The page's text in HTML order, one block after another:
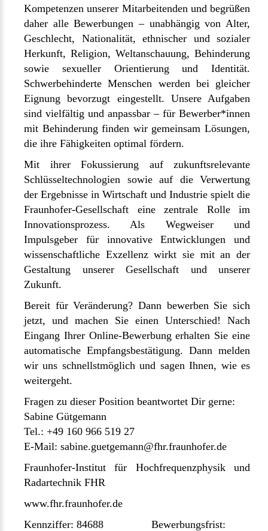
Kompetenzen unserer Mitarbeitenden und begrüßen
daher alle Bewerbungen – unabhängig von Alter,
Geschlecht, Nationalität, ethnischer und sozialer
Herkunft, Religion, Weltanschauung, Behinderung
sowie sexueller Orientierung und Identität.
Schwerbehinderte Menschen werden bei gleicher
Eignung bevorzugt eingestellt. Unsere Aufgaben
sind vielfältig und anpassbar – für Bewerber*innen
mit Behinderung finden wir gemeinsam Lösungen,
die ihre Fähigkeiten optimal fördern.
Mit ihrer Fokussierung auf zukunftsrelevante
Schlüsseltechnologien sowie auf die Verwertung
der Ergebnisse in Wirtschaft und Industrie spielt die
Fraunhofer-Gesellschaft eine zentrale Rolle im
Innovationsprozess. Als Wegweiser und
Impulsgeber für innovative Entwicklungen und
wissenschaftliche Exzellenz wirkt sie mit an der
Gestaltung unserer Gesellschaft und unserer
Zukunft.
Bereit für Veränderung? Dann bewerben Sie sich
jetzt, und machen Sie einen Unterschied! Nach
Eingang Ihrer Online-Bewerbung erhalten Sie eine
automatische Empfangsbestätigung. Dann melden
wir uns schnellstmöglich und sagen Ihnen, wie es
weitergeht.
Fragen zu dieser Position beantwortet Dir gerne:
Sabine Gütgemann
Tel.: +49 160 966 519 27
E-Mail: sabine.guetgemann@fhr.fraunhofer.de
Fraunhofer-Institut für Hochfrequenzphysik und
Radartechnik FHR
www.fhr.fraunhofer.de
Kennziffer: 84688 Bewerbungsfrist: